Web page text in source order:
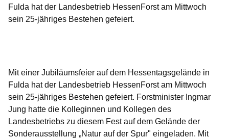
Fulda hat der Landesbetrieb HessenForst am Mittwoch
sein 25-jähriges Bestehen gefeiert.
Mit einer Jubiläumsfeier auf dem Hessentagsgelände in
Fulda hat der Landesbetrieb HessenForst am Mittwoch
sein 25-jähriges Bestehen gefeiert. Forstminister Ingmar
Jung hatte die Kolleginnen und Kollegen des
Landesbetriebs zu diesem Fest auf dem Gelände der
Sonderausstellung „Natur auf der Spur" eingeladen. Mit